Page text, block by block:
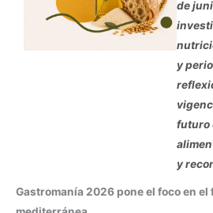
de
y
futuro
y
Gastromanía 2026 pone el foco en el